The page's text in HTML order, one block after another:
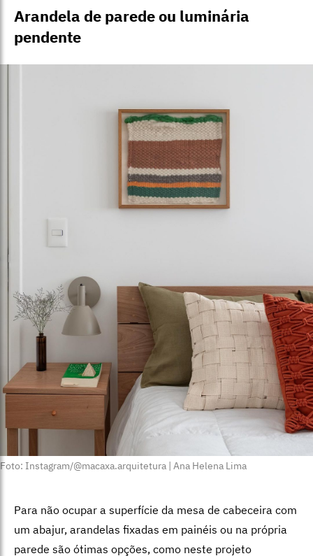
Arandela de parede ou luminária
pendente
Foto: Instagram/@macaxa.arquitetura | Ana Helena Lima
Para não ocupar a superfície da mesa de cabeceira com
um abajur, arandelas fixadas em painéis ou na própria
parede são ótimas opções, como neste projeto